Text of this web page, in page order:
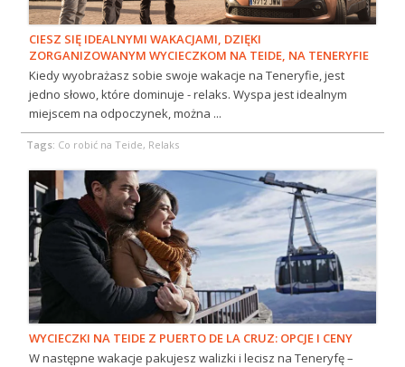
CIESZ SIĘ IDEALNYMI WAKACJAMI, DZIĘKI
ZORGANIZOWANYM WYCIECZKOM NA TEIDE, NA TENERYFIE
Kiedy wyobrażasz sobie swoje wakacje na Teneryfie, jest
jedno słowo, które dominuje - relaks. Wyspa jest idealnym
miejscem na odpoczynek, można ...
Tags: Co robić na Teide, Relaks
WYCIECZKI NA TEIDE Z PUERTO DE LA CRUZ: OPCJE I CENY
W następne wakacje pakujesz walizki i lecisz na Teneryfę –